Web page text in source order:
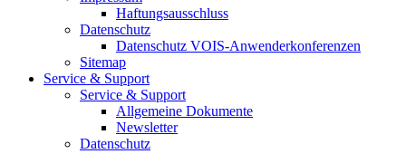
Haftungsausschluss
Datenschutz
Datenschutz VOIS-Anwenderkonferenzen
Sitemap
Service & Support
Service & Support
Allgemeine Dokumente
Newsletter
Datenschutz